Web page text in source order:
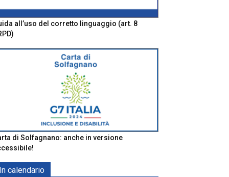
all’uso del corretto linguaggio (art. 8
di Solfagnano: anche in versione
In calendario